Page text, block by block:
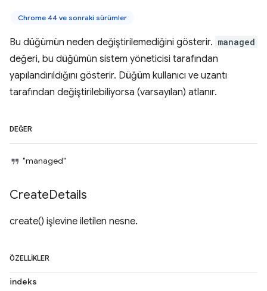
Chrome 44 ve sonraki sürümler
Bu düğümün neden değiştirilemediğini gösterir. managed
değeri, bu düğümün sistem yöneticisi tarafından
yapılandırıldığını gösterir. Düğüm kullanıcı ve uzantı
tarafından değiştirilebiliyorsa (varsayılan) atlanır.
DEĞER
"managed"
CreateDetails
create() işlevine iletilen nesne.
ÖZELLIKLER
indeks